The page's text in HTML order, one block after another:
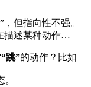
，但指向性不强。
描述某种动作…
跳”的动作？比如